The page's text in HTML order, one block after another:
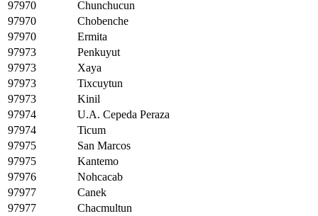
97970
Chunchucun
97970
Chobenche
97970
Ermita
97973
Penkuyut
97973
Xaya
97973
Tixcuytun
97973
Kinil
97974
U.A. Cepeda Peraza
97974
Ticum
97975
San Marcos
97975
Kantemo
97976
Nohcacab
97977
Canek
97977
Chacmultun